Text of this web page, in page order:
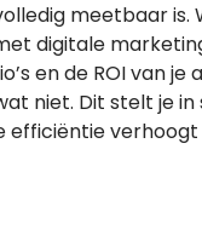
meetbaar is.
digitale
en de ROI van je
niet. Dit stelt je
efficiëntie